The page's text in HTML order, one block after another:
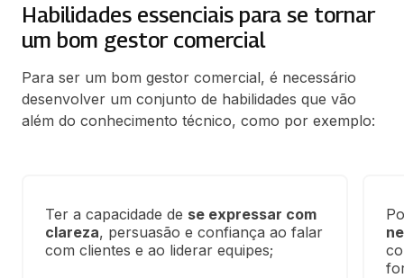
Habilidades essenciais para se tornar
um bom gestor comercial
Para ser um bom gestor comercial, é necessário
desenvolver um conjunto de habilidades que vão
além do conhecimento técnico, como por exemplo:
Ter a capacidade de se expressar com
clareza, persuasão e confiança ao falar
com clientes e ao liderar equipes;